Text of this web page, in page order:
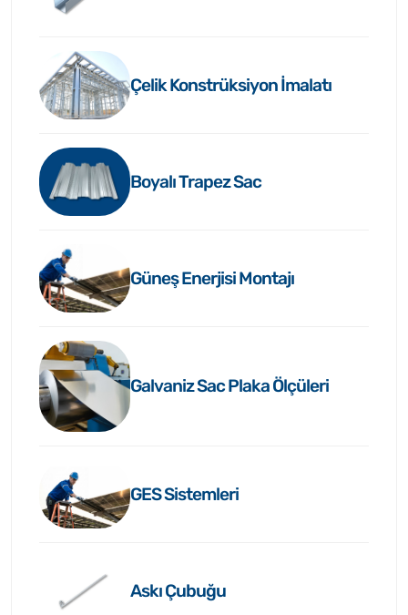
Çelik Konstrüksiyon İmalatı
Boyalı Trapez Sac
Güneş Enerjisi Montajı
Galvaniz Sac Plaka Ölçüleri
GES Sistemleri
Askı Çubuğu